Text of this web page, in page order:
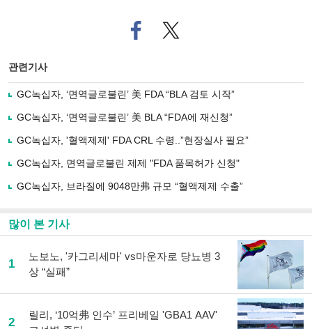
페
이
로
기
사
유
기
트위
터로
관련기사
GC녹십자, ‘면역글로불린’ 美 FDA “BLA 검토 시작”
GC녹십자, ‘면역글로불린’ 美 BLA “FDA에 재신청”
GC녹십자, '혈액제제' FDA CRL 수령..”현장실사 필요”
GC녹십자, 면역글로불린 제제 "FDA 품목허가 신청"
GC녹십자, 브라질에 9048만弗 규모 “혈액제제 수출”
많이 본 기사
1
노보노, '카그리세마' vs마운자로 당뇨병 3
상 “실패”
2
릴리, ‘10억弗 인수’ 프리베일 'GBA1 AAV'